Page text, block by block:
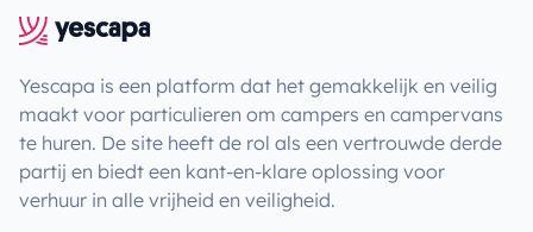
Yescapa is een platform dat het gemakkelijk en veilig
maakt voor particulieren om campers en campervans
te huren. De site heeft de rol als een vertrouwde derde
partij en biedt een kant-en-klare oplossing voor
verhuur in alle vrijheid en veiligheid.